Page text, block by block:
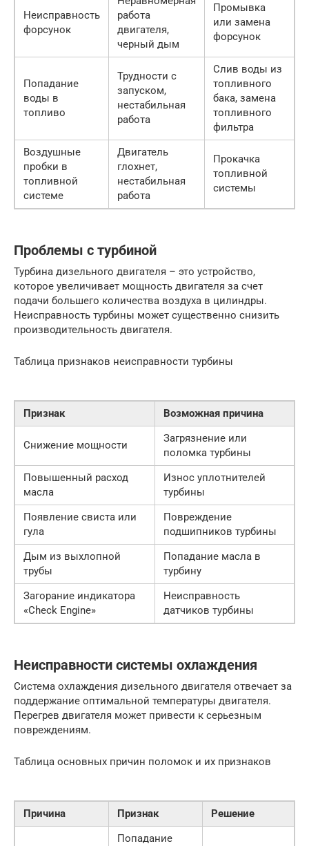
Неисправность
форсунок
работа
двигателя,
черный дым
Промывка
или замена
форсунок
Попадание
воды в
топливо
Трудности с
запуском,
нестабильная
работа
Слив воды из
топливного
бака, замена
топливного
фильтра
Воздушные
пробки в
топливной
системе
Двигатель
глохнет,
нестабильная
работа
Прокачка
топливной
системы
Проблемы с турбиной
Турбина дизельного двигателя – это устройство,
которое увеличивает мощность двигателя за счет
подачи большего количества воздуха в цилиндры.
Неисправность турбины может существенно снизить
производительность двигателя.
Таблица признаков неисправности турбины
Признак Возможная причина
Снижение мощности
Загрязнение или
поломка турбины
Повышенный расход
масла
Износ уплотнителей
турбины
Появление свиста или
гула
Повреждение
подшипников турбины
Дым из выхлопной
трубы
Попадание масла в
турбину
Загорание индикатора
«Check Engine»
Неисправность
датчиков турбины
Неисправности системы охлаждения
Система охлаждения дизельного двигателя отвечает за
поддержание оптимальной температуры двигателя.
Перегрев двигателя может привести к серьезным
повреждениям.
Таблица основных причин поломок и их признаков
Причина Признак Решение
Попадание